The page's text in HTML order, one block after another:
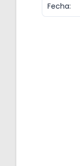
Fecha: